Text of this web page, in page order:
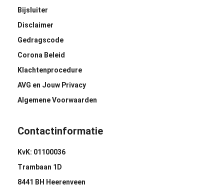
Bijsluiter
Disclaimer
Gedragscode
Corona Beleid
Klachtenprocedure
AVG en Jouw Privacy
Algemene Voorwaarden
Contactinformatie
KvK: 01100036
Trambaan 1D
8441 BH Heerenveen